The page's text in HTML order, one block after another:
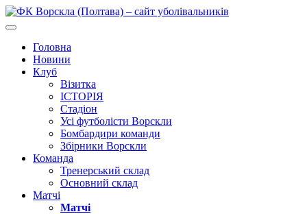
Головна
Новини
Клуб
Візитка
ІСТОРІЯ
Стадіон
Усі футболісти Ворскли
Бомбардири команди
Збірники Ворскли
Команда
Тренерський склад
Основний склад
Матчі
Матчі